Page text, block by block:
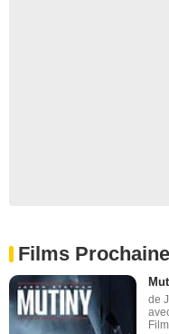
Films
de